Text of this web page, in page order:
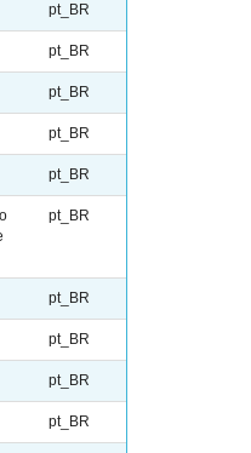
pt_BR
pt_BR
pt_BR
pt_BR
pt_BR
pt_BR
pt_BR
pt_BR
pt_BR
pt_BR